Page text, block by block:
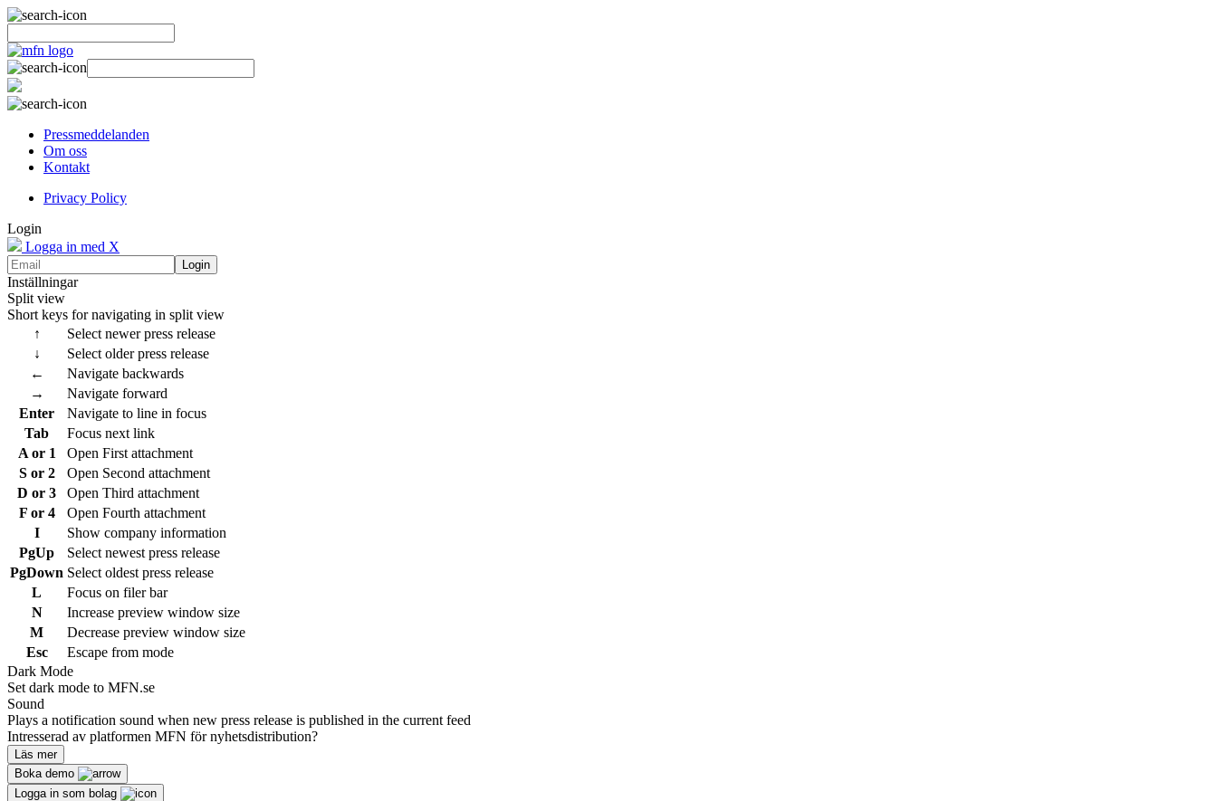
Pressmeddelanden
Om oss
Kontakt
Privacy Policy
Login
Logga in med X
Login
Inställningar
Split view
Short keys for navigating in split view
↑
Select newer press release
↓
Select older press release
←
Navigate backwards
→
Navigate forward
Enter
Navigate to line in focus
Tab
Focus next link
A or 1
Open First attachment
S or 2
Open Second attachment
D or 3
Open Third attachment
F or 4
Open Fourth attachment
I
Show company information
PgUp
Select newest press release
PgDown Select oldest press release
L
Focus on filer bar
N
Increase preview window size
M
Decrease preview window size
Esc
Escape from mode
Dark Mode
Set dark mode to MFN.se
Sound
Plays a notification sound when new press release is published in the current feed
Intresserad av platformen MFN för nyhetsdistribution?
Läs mer
Boka demo
Logga in som bolag